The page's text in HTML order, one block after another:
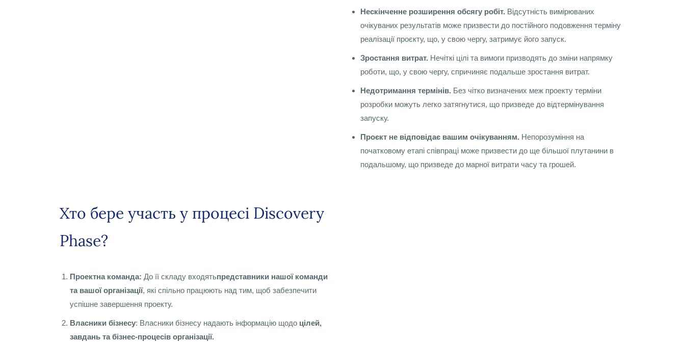
Нескінченне розширення обсягу робіт. Відсутність вимірюваних
очікуваних результатів може призвести до постійного подовження терміну
реалізації проєкту, що, у свою чергу, затримує його запуск.
Зростання витрат. Нечіткі цілі та вимоги призводять до зміни напрямку
роботи, що, у свою чергу, спричиняє подальше зростання витрат.
Недотримання термінів. Без чітко визначених меж проекту терміни
розробки можуть легко затягнутися, що призведе до відтермінування
запуску.
Проєкт не відповідає вашим очікуванням. Непорозуміння на
початковому етапі співпраці може призвести до ще більшої плутанини в
подальшому, що призведе до марної витрати часу та грошей.
Хто бере участь у процесі Discovery
Phase?
Проектна команда: До її складу входятьпредставники нашої команди
та вашої організації, які спільно працюють над тим, щоб забезпечити
успішне завершення проекту.
Власники бізнесу: Власники бізнесу надають інформацію щодо цілей,
завдань та бізнес-процесів організації.